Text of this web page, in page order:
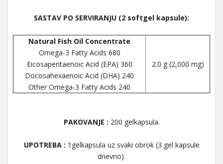
SASTAV PO SERVIRANJU (2 softgel kapsule):
Natural Fish Oil Concentrate
Omega-3 Fatty Acids 680
Eicosapentaenoic Acid (EPA) 360
Docosahexaenoic Acid (DHA) 240
Other Omega-3 Fatty Acids 240
2.0 g (2,000 mg)
PAKOVANJE : 200 gelkapsula.
UPOTREBA : 1gelkapsula uz svaki obrok (3 gel kapsule
dnevno).